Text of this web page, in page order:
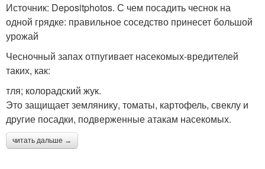
Источник: Depositphotos. С чем посадить чеснок на
одной грядке: правильное соседство принесет большой
урожай
Чесночный запах отпугивает насекомых-вредителей
таких, как:
тля; колорадский жук.
Это защищает землянику, томаты, картофель, свеклу и
другие посадки, подверженные атакам насекомых.
читать дальше →